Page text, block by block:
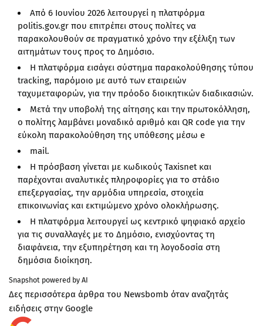
Από 6 Ιουνίου 2026 λειτουργεί η πλατφόρμα
politis.gov.gr που επιτρέπει στους πολίτες να
παρακολουθούν σε πραγματικό χρόνο την εξέλιξη των
αιτημάτων τους προς το Δημόσιο.
Η πλατφόρμα εισάγει σύστημα παρακολούθησης τύπου
tracking, παρόμοιο με αυτό των εταιρειών
ταχυμεταφορών, για την πρόοδο διοικητικών διαδικασιών.
Μετά την υποβολή της αίτησης και την πρωτοκόλληση,
ο πολίτης λαμβάνει μοναδικό αριθμό και QR code για την
εύκολη παρακολούθηση της υπόθεσης μέσω e
mail.
Η πρόσβαση γίνεται με κωδικούς Taxisnet και
παρέχονται αναλυτικές πληροφορίες για το στάδιο
επεξεργασίας, την αρμόδια υπηρεσία, στοιχεία
επικοινωνίας και εκτιμώμενο χρόνο ολοκλήρωσης.
Η πλατφόρμα λειτουργεί ως κεντρικό ψηφιακό αρχείο
για τις συναλλαγές με το Δημόσιο, ενισχύοντας τη
διαφάνεια, την εξυπηρέτηση και τη λογοδοσία στη
δημόσια διοίκηση.
Snapshot powered by AI
Δες περισσότερα άρθρα του Newsbomb όταν αναζητάς
ειδήσεις στην Google